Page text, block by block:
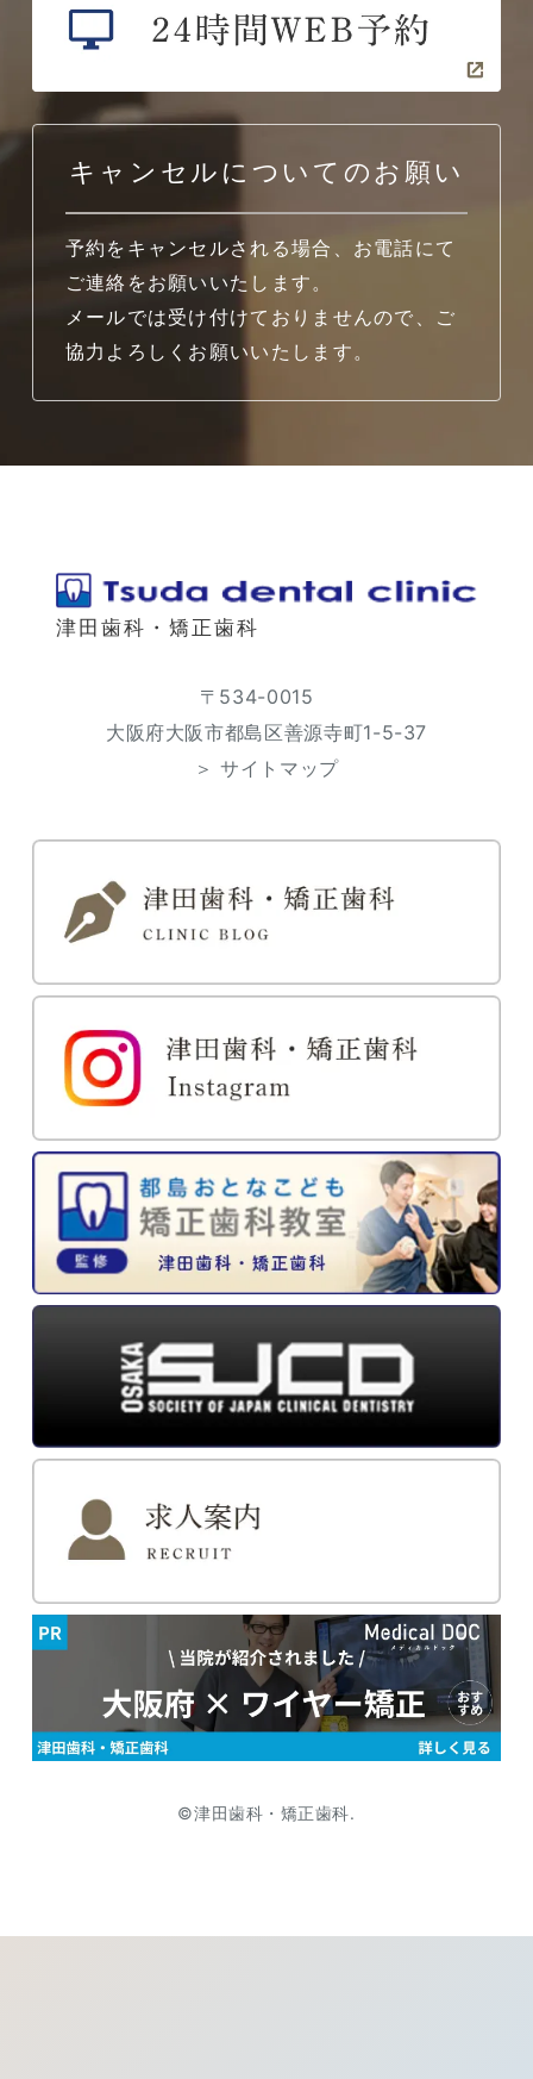
キャンセルについてのお願い
予約をキャンセルされる場合、お電話にて
ご連絡をお願いいたします。
メールでは受け付けておりませんので、ご
協力よろしくお願いいたします。
津田歯科・矯正歯科
〒534-0015
大阪府大阪市都島区善源寺町1-5-37
＞ サイトマップ
©津田歯科・矯正歯科.